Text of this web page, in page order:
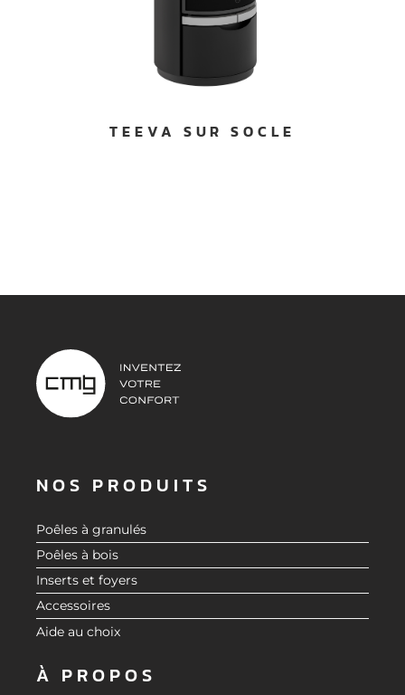
TEEVA SUR SOCLE
NOS PRODUITS
Poêles à granulés
Poêles à bois
Inserts et foyers
Accessoires
Aide au choix
À PROPOS